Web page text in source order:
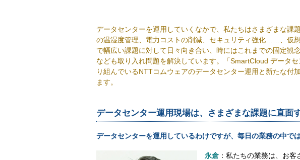
データセンターを運用していくなかで、私たちはさまざまな課
の温湿度管理、電力コストの削減、セキュリティ強化……、仮
で幅広い課題に対して日々向き合い、時にはこれまでの固定観
なども取り入れ問題を解決しています。「SmartCloud データ
り組んでいるNTTコムウェアのデータセンター運用と新たな付
ます。
データセンター運用現場は、さまざまな課題に直面
データセンターを運用しているわけですが、毎日の業務の中で
永倉：私たちの業務は、お客